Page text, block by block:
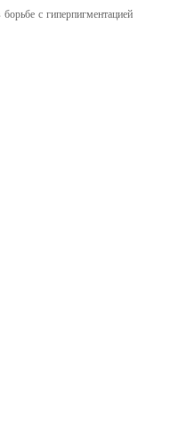
с гиперпигментацией